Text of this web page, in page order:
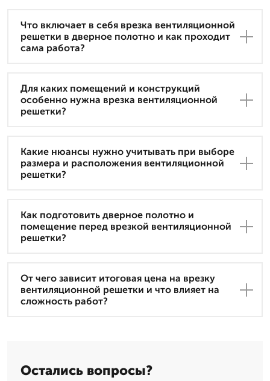
Что включает в себя врезка вентиляционной
решетки в дверное полотно и как проходит
сама работа?
Для каких помещений и конструкций
особенно нужна врезка вентиляционной
решетки?
Какие нюансы нужно учитывать при выборе
размера и расположения вентиляционной
решетки?
Как подготовить дверное полотно и
помещение перед врезкой вентиляционной
решетки?
От чего зависит итоговая цена на врезку
вентиляционной решетки и что влияет на
сложность работ?
Остались вопросы?